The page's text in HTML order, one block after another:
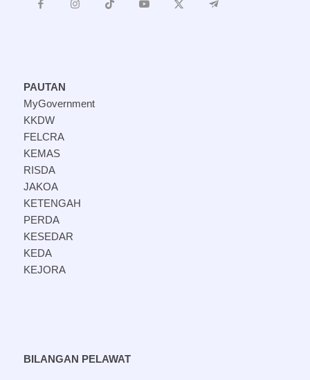
PAUTAN
MyGovernment
KKDW
FELCRA
KEMAS
RISDA
JAKOA
KETENGAH
PERDA
KESEDAR
KEDA
KEJORA
BILANGAN PELAWAT